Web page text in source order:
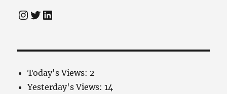
Instagram
Twitter
LinkedIn
Today's Views: 2
Yesterday's Views:14